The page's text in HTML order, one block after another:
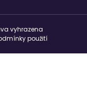
vyhrazena
použití